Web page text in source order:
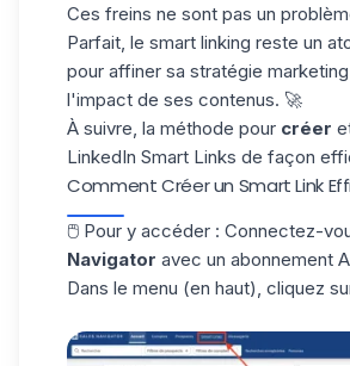
Ces freins ne sont pas un
Parfait, le smart linking reste un
pour affiner sa stratégie
l'impact de ses contenus. 🚀
À suivre, la méthode pour créer
LinkedIn Smart Links de façon
Comment Créer un Smart Link
🖱️ Pour y accéder : Connectez-
Navigator avec un abonnement
Dans le menu (en haut), cliquez